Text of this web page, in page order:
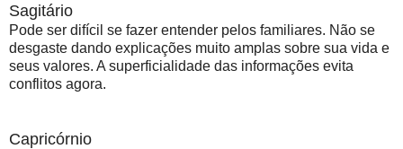
Sagitário
Pode ser difícil se fazer entender pelos familiares. Não se
desgaste dando explicações muito amplas sobre sua vida e
seus valores. A superficialidade das informações evita
conflitos agora.
Capricórnio